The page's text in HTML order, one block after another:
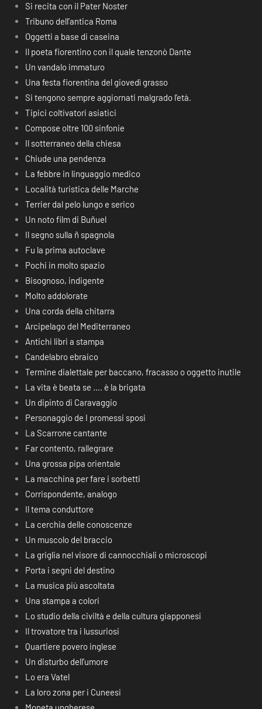
Si recita con il Pater Noster
Tribuno dell’antica Roma
Oggetti a base di caseina
Il poeta fiorentino con il quale tenzonò Dante
Un vandalo immaturo
Una festa fiorentina del giovedì grasso
Si tengono sempre aggiornati malgrado l’età.
Tipici coltivatori asiatici
Compose oltre 100 sinfonie
Il sotterraneo della chiesa
Chiude una pendenza
La febbre in linguaggio medico
Località turistica delle Marche
Terrier dal pelo lungo e serico
Un noto film di Buñuel
Il segno sulla ñ spagnola
Fu la prima autoclave
Pochi in molto spazio
Bisognoso, indigente
Molto addolorate
Una corda della chitarra
Arcipelago del Mediterraneo
Antichi libri a stampa
Candelabro ebraico
Termine dialettale per baccano, fracasso o oggetto inutile
La vita è beata se …. è la brigata
Un dipinto di Caravaggio
Personaggio de I promessi sposi
La Scarrone cantante
Far contento, rallegrare
Una grossa pipa orientale
La macchina per fare i sorbetti
Corrispondente, analogo
Il tema conduttore
La cerchia delle conoscenze
Un muscolo del braccio
La griglia nel visore di cannocchiali o microscopi
Porta i segni del destino
La musica più ascoltata
Una stampa a colori
Lo studio della civiltà e della cultura giapponesi
Il trovatore tra i lussuriosi
Quartiere povero inglese
Un disturbo dell’umore
Lo era Vatel
La loro zona per i Cuneesi